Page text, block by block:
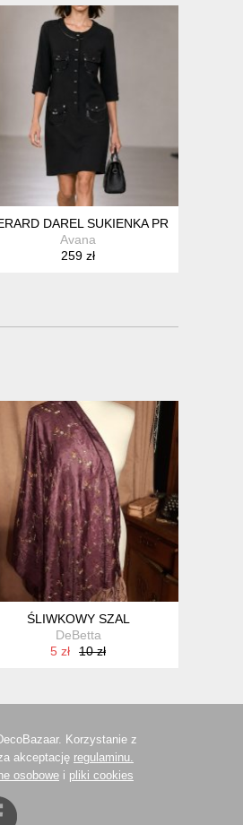
DAREL SUKIENKA PREMIUM (A,
Avana
259 zł
MATERIAŁY KORONKA
ŚLIWKOWY SZAL
DeBetta
5 zł
10 zł
Korzystanie z
akceptację regulaminu.
osobowe i pliki cookies